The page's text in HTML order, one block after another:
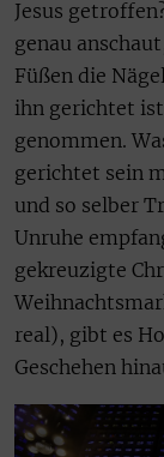
Jesus
genau
Füßen die
ihn gerichtet
genommen.
gerichtet sein
und so selber
Unruhe
gekreuzigte
real), gibt es
Geschehen